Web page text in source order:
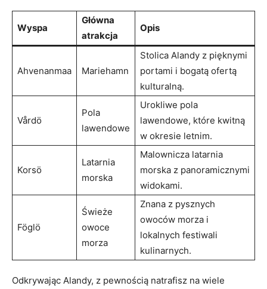
Wyspa
Główna
atrakcja
Opis
Ahvenanmaa Mariehamn
Stolica Alandy z pięknymi
portami i bogatą ofertą
kulturalną.
Vårdö
Pola
lawendowe
Urokliwe ⁤pola
lawendowe, które kwitną⁤
w okresie letnim.
Korsö
Latarnia
morska
Malownicza latarnia⁤
morska ⁢z panoramicznymi
widokami.
Föglö
Świeże
owoce
morza
Znana z pysznych
⁣owoców‌ morza i
lokalnych festiwali
kulinarnych.
Odkrywając Alandy, z pewnością natrafisz na‌ wiele‌